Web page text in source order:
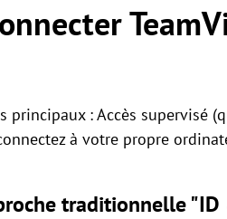
principaux : Accès supervisé
à votre propre
traditionnelle